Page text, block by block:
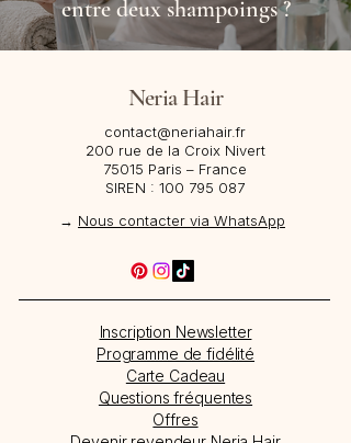
entre deux shampoings ?
Neria Hair
contact@neriahair.fr
200 rue de la Croix Nivert
75015 Paris – France​
SIREN : 100 795 087
→ Nous contacter via WhatsApp
Inscription Newsletter
Programme de fidélité
Carte Cadeau
Questions fréquentes
Offres